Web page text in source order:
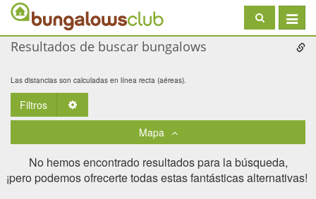
Toggle
Resultados de buscar bungalows
Las distancias son calculadas en línea recta (aéreas).
Filtros
Mapa
No hemos encontrado resultados para la búsqueda,
¡pero podemos ofrecerte todas estas fantásticas alternativas! ​